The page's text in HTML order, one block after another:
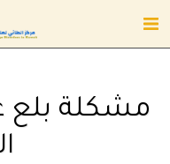
مشكلة بلع